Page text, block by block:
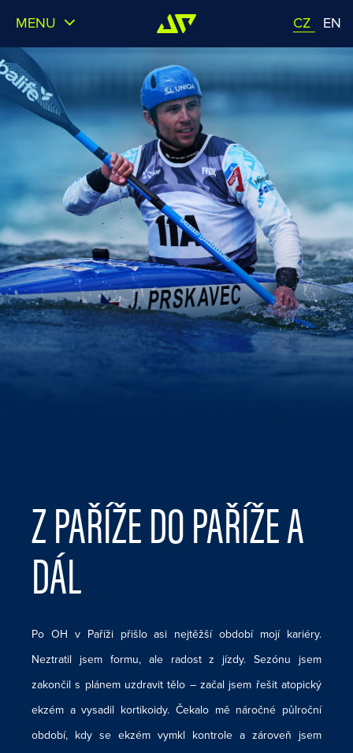
CZ EN
MENU
O MNĚ
VÝSLEDKY
GALERIE
VIDEO
PARTNEŘI
KONTAKT
Z PAŘÍŽE DO PAŘÍŽE A
DÁL
Po OH v Paříži přišlo asi nejtěžší období mojí kariéry.
Neztratil jsem formu, ale radost z jízdy. Sezónu jsem
zakončil s plánem uzdravit tělo – začal jsem řešit atopický
ekzém a vysadil kortikoidy. Čekalo mě náročné půlroční
období, kdy se ekzém vymkl kontrole a zároveň jsem